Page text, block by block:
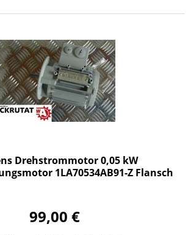
Drehstrommotor 0,05 kW
1LA70534AB91-Z Flansch
99,00 €